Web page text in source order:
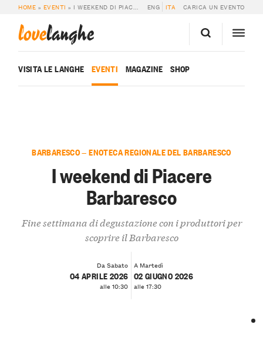
HOME » EVENTI » I WEEKEND DI PIACERE BARBARESCO ENG ITA CARICA UN EVENTO
lovelanghe
VISITA LE LANGHE EVENTI MAGAZINE SHOP
BARBARESCO — ENOTECA REGIONALE DEL BARBARESCO
I weekend di Piacere
Barbaresco
Fine settimana di degustazione con i produttori per
scoprire il Barbaresco
Da Sabato
04 APRILE 2026
alle 10:30
A Martedì
02 GIUGNO 2026
alle 17:30